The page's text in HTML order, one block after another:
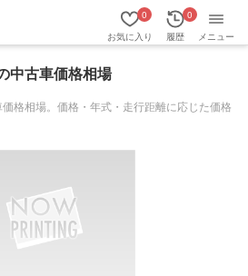
お気に入り
0
履歴
0
メニュー
中古車価格相場
格相場。価格・年式・走行距離に応じた価格